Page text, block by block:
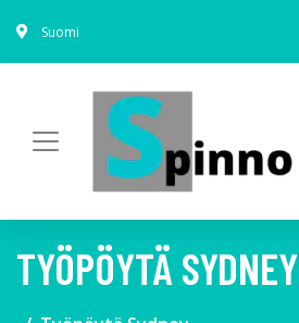
Suomi
TYÖPÖYTÄ SYDNEY